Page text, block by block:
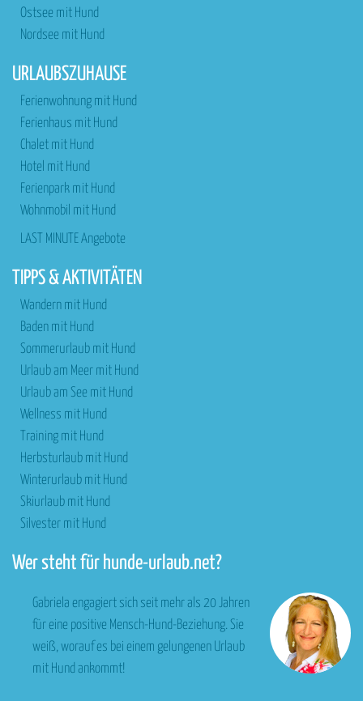
Ostsee mit Hund
Nordsee mit Hund
URLAUBSZUHAUSE
Ferienwohnung mit Hund
Ferienhaus mit Hund
Chalet mit Hund
Hotel mit Hund
Ferienpark mit Hund
Wohnmobil mit Hund
LAST MINUTE Angebote
TIPPS & AKTIVITÄTEN
Wandern mit Hund
Baden mit Hund
Sommerurlaub mit Hund
Urlaub am Meer mit Hund
Urlaub am See mit Hund
Wellness mit Hund
Training mit Hund
Herbsturlaub mit Hund
Winterurlaub mit Hund
Skiurlaub mit Hund
Silvester mit Hund
Wer steht für hunde-urlaub.net?
Gabriela engagiert sich seit mehr als 20 Jahren
für eine positive Mensch-Hund-Beziehung. Sie
weiß, worauf es bei einem gelungenen Urlaub
mit Hund ankommt!